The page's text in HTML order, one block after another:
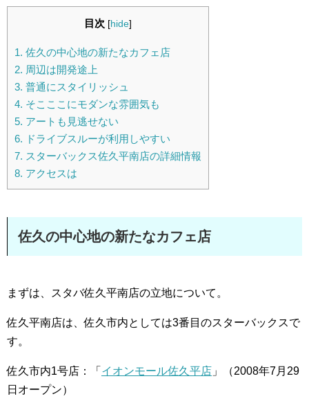
目次 [hide]
1. 佐久の中心地の新たなカフェ店
2. 周辺は開発途上
3. 普通にスタイリッシュ
4. そこここにモダンな雰囲気も
5. アートも見逃せない
6. ドライブスルーが利用しやすい
7. スターバックス佐久平南店の詳細情報
8. アクセスは
佐久の中心地の新たなカフェ店
まずは、スタバ佐久平南店の立地について。
佐久平南店は、佐久市内としては3番目のスターバックスで
す。
佐久市内1号店：「 イオンモール佐久平店 」（2008年7月29
日オープン）